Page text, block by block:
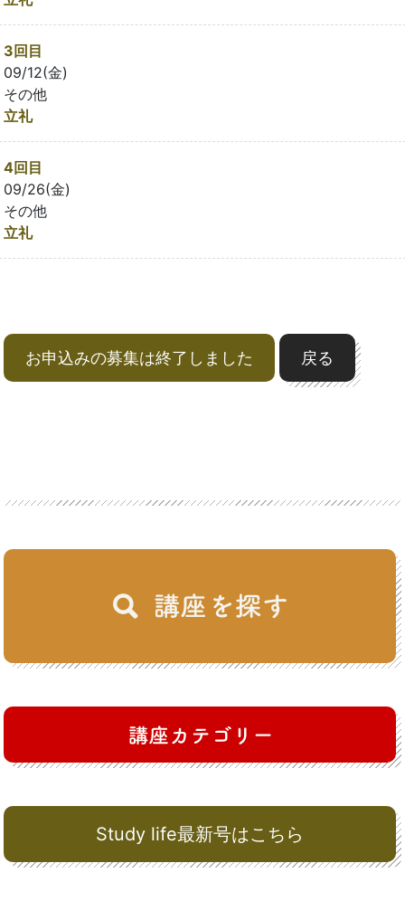
Study life最新号はこちら
3回目
09/12(金)
その他
立礼
4回目
09/26(金)
その他
立礼
お申込みの募集は終了しました 戻る